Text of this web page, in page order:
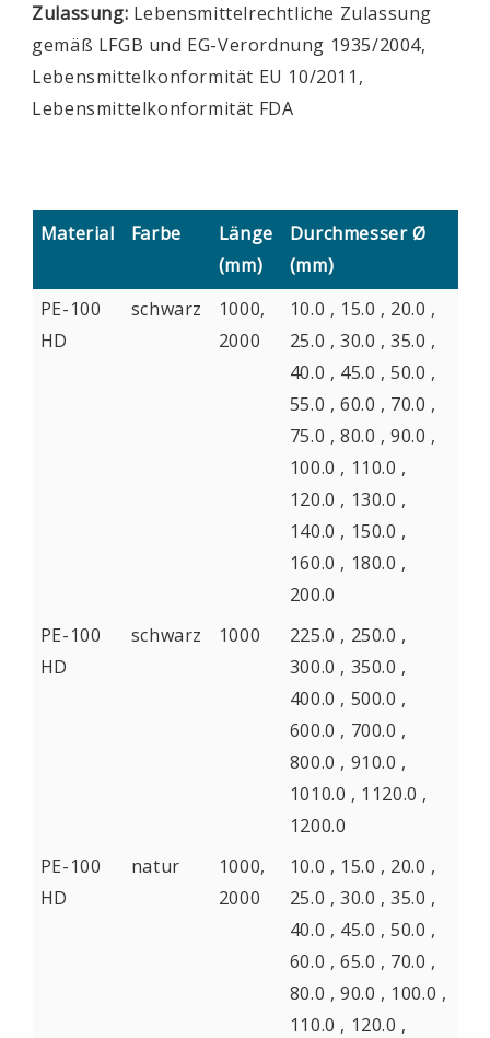
Zulassung: Lebensmittelrechtliche Zulassung
gemäß LFGB und EG-Verordnung 1935/2004,
Lebensmittelkonformität EU 10/2011,
Lebensmittelkonformität FDA
Material Farbe
Länge
(mm)
Durchmesser Ø
(mm)
PE-100
HD
schwarz
1000,
2000
10.0 , 15.0 , 20.0 ,
25.0 , 30.0 , 35.0 ,
40.0 , 45.0 , 50.0 ,
55.0 , 60.0 , 70.0 ,
75.0 , 80.0 , 90.0 ,
100.0 , 110.0 ,
120.0 , 130.0 ,
140.0 , 150.0 ,
160.0 , 180.0 ,
200.0
PE-100
HD
schwarz 1000
225.0 , 250.0 ,
300.0 , 350.0 ,
400.0 , 500.0 ,
600.0 , 700.0 ,
800.0 , 910.0 ,
1010.0 , 1120.0 ,
1200.0
PE-100
HD
natur
1000,
2000
10.0 , 15.0 , 20.0 ,
25.0 , 30.0 , 35.0 ,
40.0 , 45.0 , 50.0 ,
60.0 , 65.0 , 70.0 ,
80.0 , 90.0 , 100.0 ,
110.0 , 120.0 ,